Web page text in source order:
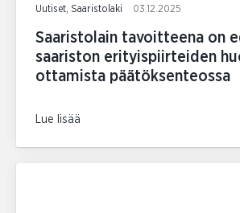
Uutiset, Saaristolaki 03.12.2025
Saaristolain tavoitteena on
saariston erityispiirteiden
ottamista päätöksenteossa
Lue lisää